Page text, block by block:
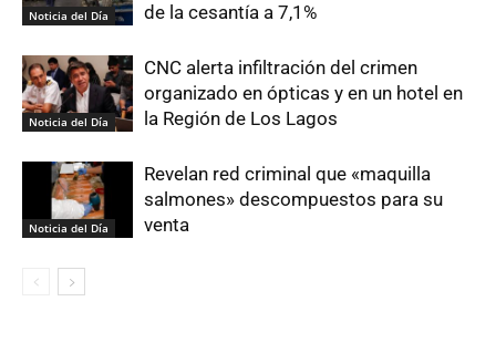
Noticia del Día
de la cesantía a 7,1%
Noticia del Día
CNC alerta infiltración del crimen
organizado en ópticas y en un hotel en
la Región de Los Lagos
Noticia del Día
Revelan red criminal que «maquilla
salmones» descompuestos para su
venta